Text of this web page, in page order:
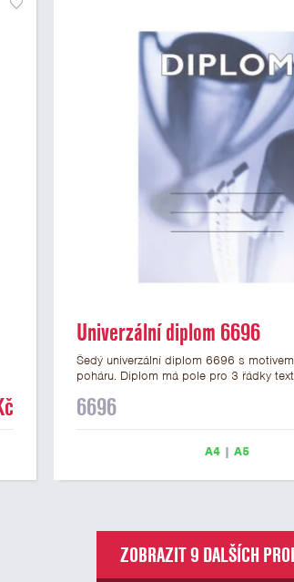
Univerzální diplom 6696
Šedý univerzální diplom 6696 s
poháru. Diplom má pole pro 3 řádky
a A5. Tento univerzální diplom je vhodný
motivem sportovního poháru má
6696
A4| A5
ZOBRAZIT 9 DALŠÍCH